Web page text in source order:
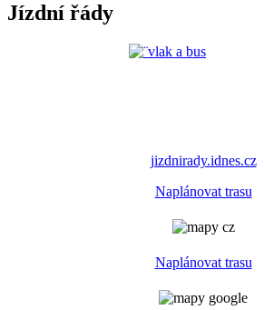
Jízdní řády
jizdnirady.idnes.cz
Naplánovat trasu
Naplánovat trasu